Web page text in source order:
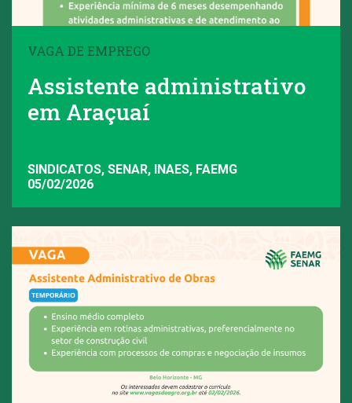
VAGA DE EMPREGO
Assistente administrativo
em Araçuaí
SINDICATOS, SENAR, INAES, FAEMG
05/02/2026